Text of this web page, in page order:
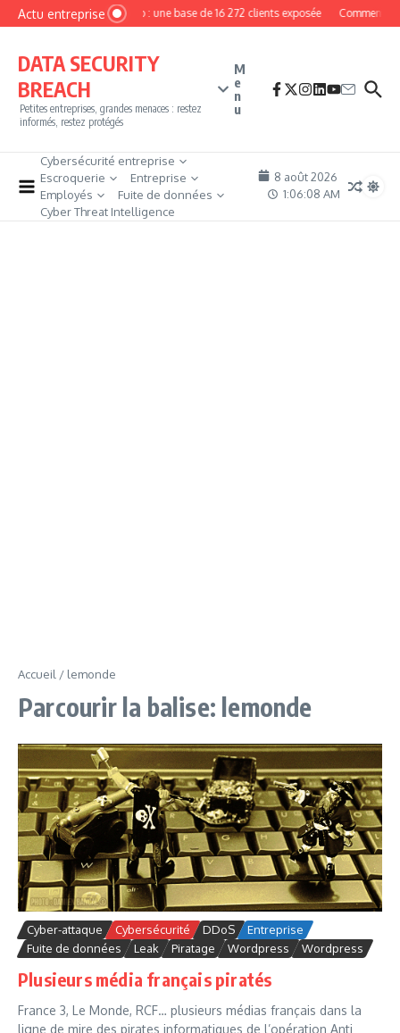
Aller au contenu
Actu entrepriseMyPhoto : une base de 16 272 clients exposée Comment
DATA SECURITY
BREACH
Petites entreprises, grandes menaces : restez
informés, restez protégés
M
e
n
u
Cybersécurité entreprise
Escroquerie
Entreprise
Employés
Fuite de données
Cyber Threat Intelligence
8 août 2026
1:06:09 AM
Accueil / lemonde
Parcourir la balise: lemonde
Cyber-attaque Cybersécurité DDoS
Entreprise
Fuite de données
Leak Piratage Wordpress Wordpress
Plusieurs média français piratés
France 3, Le Monde, RCF… plusieurs médias français dans la
ligne de mire des pirates informatiques de l’opération Anti